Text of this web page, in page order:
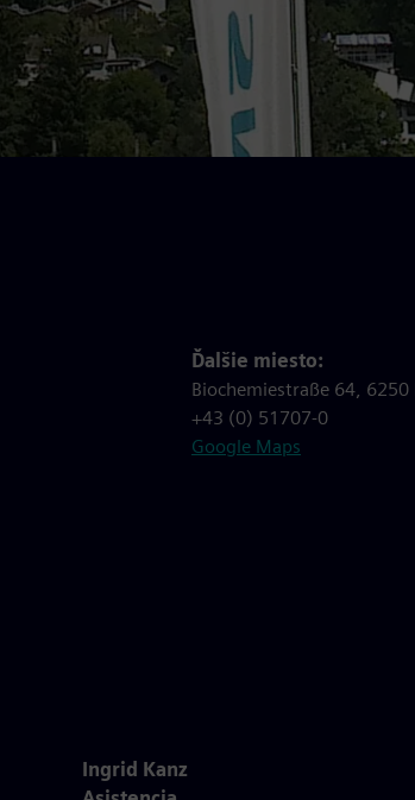
Ďalšie miesto:
Biochemiestraße 64, 6250
+43 (0) 51707-0
Google Maps
Ingrid Kanz